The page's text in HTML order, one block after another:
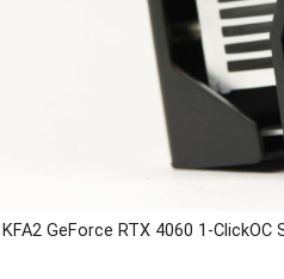
KFA2 GeForce RTX 4060 1-